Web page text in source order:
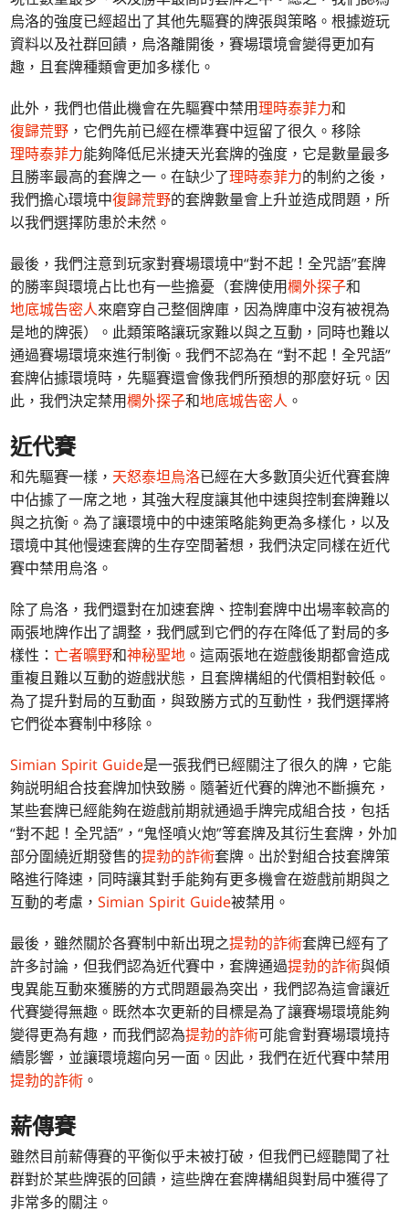
烏洛的強度已經超出了其他先驅賽的牌張與策略。根據遊玩
資料以及社群回饋，烏洛離開後，賽場環境會變得更加有
趣，且套牌種類會更加多樣化。
此外，我們也借此機會在先驅賽中禁用理時泰菲力和
復歸荒野 ，它們先前已經在標準賽中逗留了很久。移除
理時泰菲力能夠降低尼米捷天光套牌的強度，它是數量最多
且勝率最高的套牌之一。在缺少了理時泰菲力的制約之後，
我們擔心環境中復歸荒野的套牌數量會上升並造成問題，所
以我們選擇防患於未然。
最後，我們注意到玩家對賽場環境中“對不起！全咒語”套牌
的勝率與環境占比也有一些擔憂（套牌使用欄外探子和
地底城告密人來磨穿自己整個牌庫，因為牌庫中沒有被視為
是地的牌張）。此類策略讓玩家難以與之互動，同時也難以
通過賽場環境來進行制衡。我們不認為在 “對不起！全咒語”
套牌佔據環境時，先驅賽還會像我們所預想的那麼好玩。因
此，我們決定禁用欄外探子和地底城告密人 。
近代賽
和先驅賽一樣， 天怒泰坦烏洛已經在大多數頂尖近代賽套牌
中佔據了一席之地，其強大程度讓其他中速與控制套牌難以
與之抗衡。為了讓環境中的中速策略能夠更為多樣化，以及
環境中其他慢速套牌的生存空間著想，我們決定同樣在近代
賽中禁用烏洛。
除了烏洛，我們還對在加速套牌、控制套牌中出場率較高的
兩張地牌作出了調整，我們感到它們的存在降低了對局的多
樣性：亡者曠野和神秘聖地 。這兩張地在遊戲後期都會造成
重複且難以互動的遊戲狀態，且套牌構組的代價相對較低。
為了提升對局的互動面，與致勝方式的互動性，我們選擇將
它們從本賽制中移除。
Simian Spirit Guide是一張我們已經關注了很久的牌，它能
夠説明組合技套牌加快致勝。隨著近代賽的牌池不斷擴充，
某些套牌已經能夠在遊戲前期就通過手牌完成組合技，包括
“對不起！全咒語”，“鬼怪噴火炮”等套牌及其衍生套牌，外加
部分圍繞近期發售的提勃的詐術套牌。出於對組合技套牌策
略進行降速，同時讓其對手能夠有更多機會在遊戲前期與之
互動的考慮，Simian Spirit Guide被禁用。
最後，雖然關於各賽制中新出現之提勃的詐術套牌已經有了
許多討論，但我們認為近代賽中，套牌通過提勃的詐術與傾
曳異能互動來獲勝的方式問題最為突出，我們認為這會讓近
代賽變得無趣。既然本次更新的目標是為了讓賽場環境能夠
變得更為有趣，而我們認為提勃的詐術可能會對賽場環境持
續影響，並讓環境趨向另一面。因此，我們在近代賽中禁用
提勃的詐術 。
薪傳賽
雖然目前薪傳賽的平衡似乎未被打破，但我們已經聽聞了社
群對於某些牌張的回饋，這些牌在套牌構組與對局中獲得了
非常多的關注。